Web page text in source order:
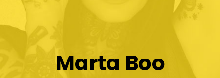
Marta Boo